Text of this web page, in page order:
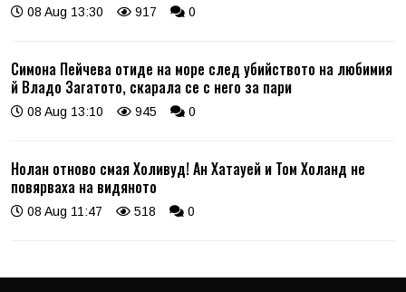
08 Aug 13:30 917 0
Симона Пейчева отиде на море след убийството на любимия
й Владо Загатото, скарала се с него за пари
08 Aug 13:10 945 0
Нолан отново смая Холивуд! Ан Хатауей и Том Холанд не
повярваха на видяното
08 Aug 11:47 518 0